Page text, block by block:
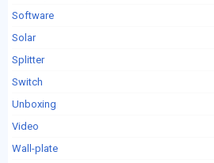
Software
Solar
Splitter
Switch
Unboxing
Video
Wall-plate